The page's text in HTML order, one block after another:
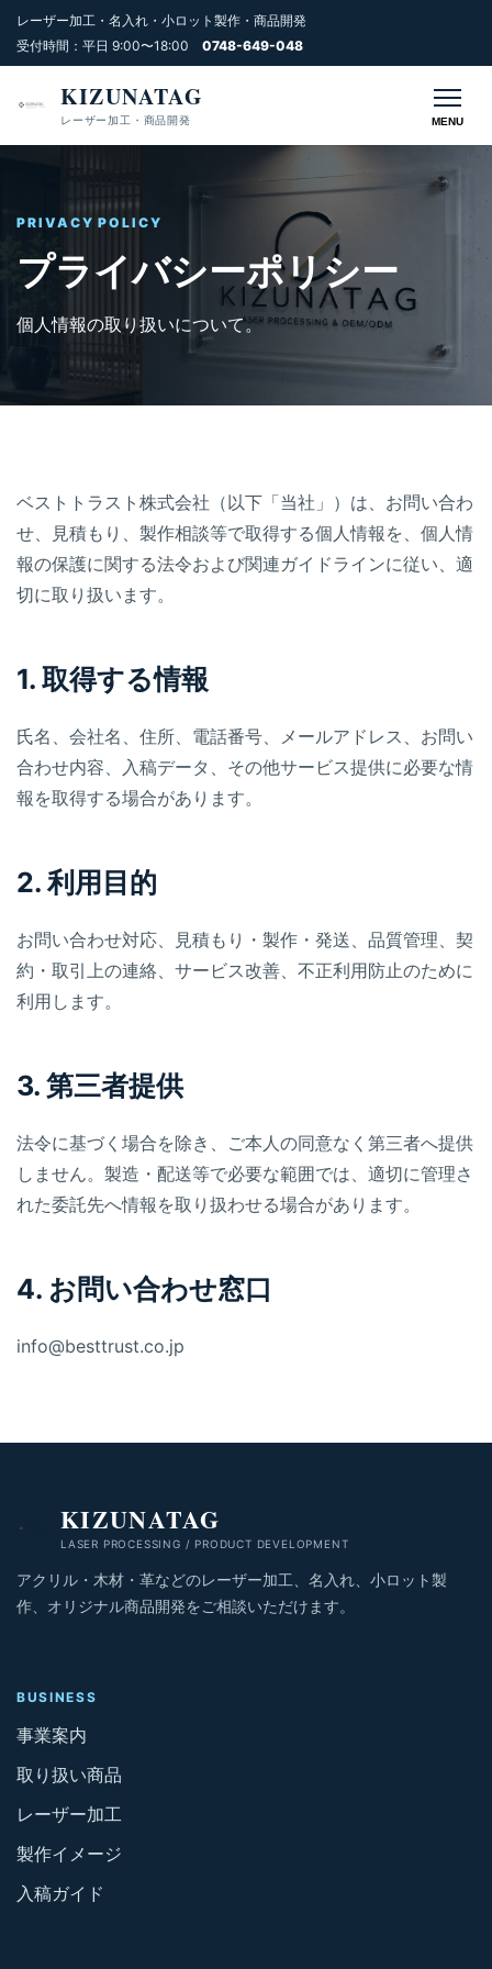
レーザー加工・名入れ・小ロット製作・商品開発
受付時間：平日 9:00〜18:00 0748-649-048
KIZUNATAG
レーザー加工・商品開発 MENU
PRIVACY POLICY
プライバシーポリシー
個人情報の取り扱いについて。
ベストトラスト株式会社（以下「当社」）は、お問い合わ
せ、見積もり、製作相談等で取得する個人情報を、個人情
報の保護に関する法令および関連ガイドラインに従い、適
切に取り扱います。
1. 取得する情報
氏名、会社名、住所、電話番号、メールアドレス、お問い
合わせ内容、入稿データ、その他サービス提供に必要な情
報を取得する場合があります。
2. 利用目的
お問い合わせ対応、見積もり・製作・発送、品質管理、契
約・取引上の連絡、サービス改善、不正利用防止のために
利用します。
3. 第三者提供
法令に基づく場合を除き、ご本人の同意なく第三者へ提供
しません。製造・配送等で必要な範囲では、適切に管理さ
れた委託先へ情報を取り扱わせる場合があります。
4. お問い合わせ窓口
info@besttrust.co.jp
KIZUNATAG
LASER PROCESSING / PRODUCT DEVELOPMENT
アクリル・木材・革などのレーザー加工、名入れ、小ロット製
作、オリジナル商品開発をご相談いただけます。
BUSINESS
事業案内
取り扱い商品
レーザー加工
製作イメージ
入稿ガイド